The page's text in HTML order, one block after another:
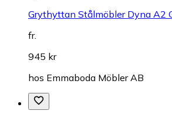
Grythyttan Stålmöbler Dyna A2
fr.
945 kr
hos Emmaboda Möbler AB